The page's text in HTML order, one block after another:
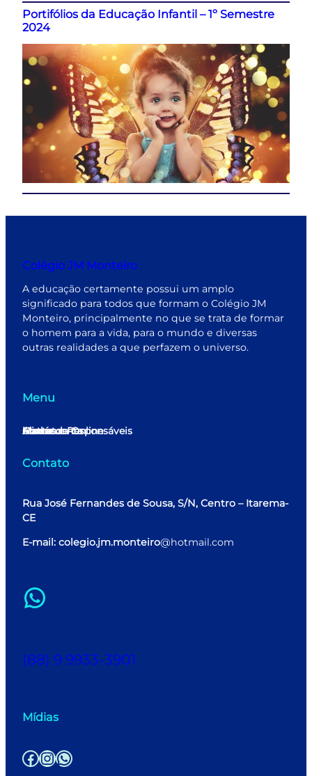
Portifólios da Educação Infantil – 1º Semestre
2024
Colégio JM Monteiro
A educação certamente possui um amplo
significado para todos que formam o Colégio JM
Monteiro, principalmente no que se trata de formar
o homem para a vida, para o mundo e diversas
outras realidades a que perfazem o universo.
Menu
Home
Minha conta
Matrícula Online
Alunos e Responsáveis
Contato
Contato
Rua José Fernandes de Sousa, S/N, Centro – Itarema-
CE
E-mail: colegio.jm.monteiro@hotmail.com
WhatsApp
(88) 9 9933-3901
Mídias
Facebook InstagramWhatsApp